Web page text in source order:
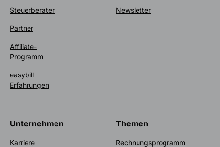
Steuerberater
Partner
Affiliate-
Programm
easybill
Erfahrungen
Newsletter
Unternehmen
Karriere
Themen
Rechnungsprogramm